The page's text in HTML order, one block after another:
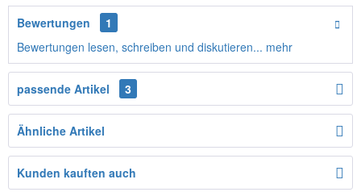
Bewertungen
1
Bewertungen lesen, schreiben und diskutieren... mehr
passende Artikel 3
Ähnliche Artikel
Kunden kauften auch